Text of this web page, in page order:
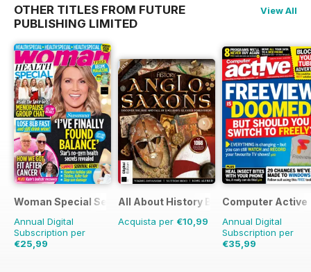
OTHER TITLES FROM FUTURE
PUBLISHING LIMITED
View All
Woman Special Series
Annual Digital
Subscription per
€25,99
All About History Book of Anglo
Acquista per €10,99
Computer Active
Annual Digital
Subscription per
€35,99